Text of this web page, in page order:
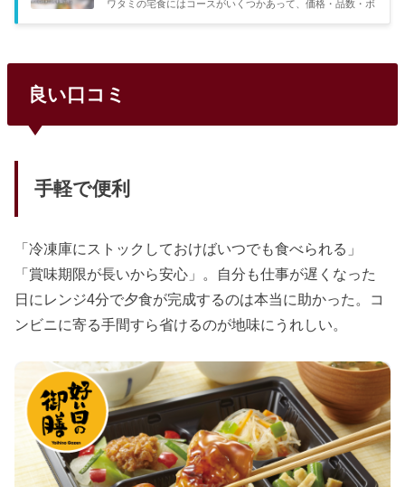
翌日約10ヶ月名前は...
ワタミの宅食にはコースがいくつかあって、価格・品数・ボ
数kcal基準おすすめな人まごころ手鞠490円〜4品250kcal少
軽にまごころおかず【一番人気】616円〜5品・20品目以上4
500kcalガッツリ・男性すべてのコースが送料無料・管理栄
良い口コミ
手軽で便利
「冷凍庫にストックしておけばいつでも食べられる」
「賞味期限が長いから安心」。自分も仕事が遅くなった
日にレンジ4分で夕食が完成するのは本当に助かった。コ
ンビニに寄る手間すら省けるのが地味にうれしい。